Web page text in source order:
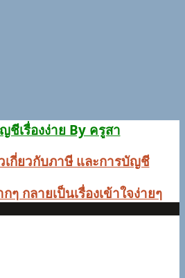
ชีเรื่องง่าย By ครูสา
วเกี่ยวกับภาษี และการบัญชี
กๆ กลายเป็นเรื่องเข้าใจง่ายๆ